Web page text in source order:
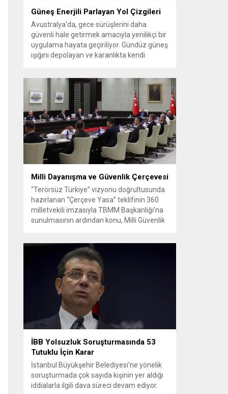
Güneş Enerjili Parlayan Yol Çizgileri
Avustralya’da, gece sürüşlerini daha
güvenli hale getirmek amacıyla yenilikçi bir
uygulama hayata geçiriliyor. Gündüz güneş
ışığını depolayan ve karanlıkta kendi
bölgelerde sürücülere daha net bir görüş
sunmayı hedefliyor. Fosforlu kaplamaya
sahip bu yeni nesil şerit işaretleri sayesinde
virajlar, şerit sınırları...
Milli Dayanışma ve Güvenlik Çerçevesi
“Terörsüz Türkiye” vizyonu doğrultusunda
hazırlanan “Çerçeve Yasa” teklifinin 360
milletvekili imzasıyla TBMM Başkanlığı’na
sunulmasının ardından konu, Milli Güvenlik
maddelik bildiri, ülke güvenliği ve bölgesel
gelişmelere dair değerlendirmeleri
içermektedir. Yaklaşık 2 saat 15 dakika
süren oturumun sonuç metninde; terörle
mücadele, bölgesel istikrar,...
İBB Yolsuzluk Soruşturmasında 53
Tutuklu İçin Karar
İstanbul Büyükşehir Belediyesi’ne yönelik
soruşturmada çok sayıda kişinin yer aldığı
iddialarla ilgili dava süreci devam ediyor.